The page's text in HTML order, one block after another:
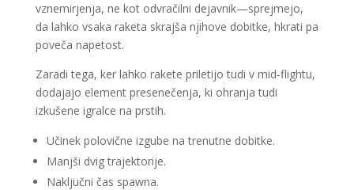
vznemirjenja, ne kot odvračilni dejavnik—sprejmejo,
da lahko vsaka raketa skrajša njihove dobitke, hkrati pa
poveča napetost.
Zaradi tega, ker lahko rakete priletijo tudi v mid‑flightu,
dodajajo element presenečenja, ki ohranja tudi
izkušene igralce na prstih.
Učinek polovične izgube na trenutne dobitke.
Manjši dvig trajektorije.
Naključni čas spawna.